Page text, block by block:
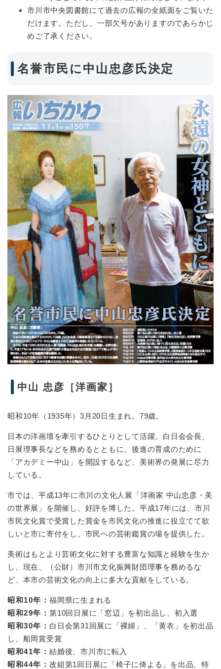
市川市中央図書館にて過去の広報の全紙面をご覧いた
だけます。ただし、一部欠号がありますのであらかじ
めご了承ください。
名誉市民に中山忠彦氏決定
中山 忠彦［洋画家］
昭和10年（1935年）3月20日生まれ。79歳。
日本の洋画壇を牽引するひとりとして活躍。白日会会長、
日展理事長などを務めるとともに、後進の育成のために
「アカデミー中山」を開設するなど、美術界の発展に尽力
している。
市では、平成13年に市川の文化人展「洋画家 中山忠彦・美
の世界展」を開催し、好評を博した。平成17年には、市川
市民文化賞で受賞した賞金を市民文化の推進に役立てて欲
しいと市に寄付をし、市民への芸術鑑賞の場を提供した。
美術はもとより芸術文化に対する豊富な知識と経験を生か
し、現在、（公財）市川市文化振興財団理事を務めるな
ど、本市の芸術文化の向上に多大な貢献をしている。
昭和10年： 福岡県に生まれる
昭和29年： 第10回日展に「窓辺」を初出品し、初入選
昭和30年： 白日会第31回展に「裸婦」、「黄衣」を初出品
し、船岡賞受賞
昭和41年： 結婚後、市川市に転入
昭和44年： 改組第1回日展に「椅子に倚よる」を出品、特